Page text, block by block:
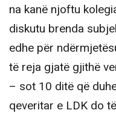
na kanë njoftu
diskutu brenda
edhe për
të reja gjatë gjithë
– sot 10 ditë që
qeveritar e LDK do